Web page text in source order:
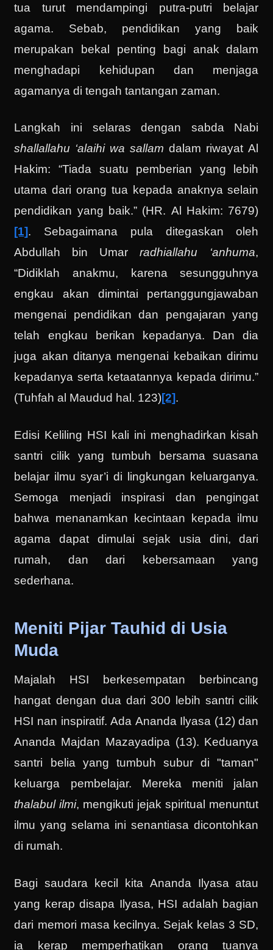
tua turut mendampingi putra-putri belajar
agama. Sebab, pendidikan yang baik
merupakan bekal penting bagi anak dalam
menghadapi kehidupan dan menjaga
agamanya di tengah tantangan zaman.
Langkah ini selaras dengan sabda Nabi
shallallahu ‘alaihi wa sallam dalam riwayat Al
Hakim: “Tiada suatu pemberian yang lebih
utama dari orang tua kepada anaknya selain
pendidikan yang baik.” (HR. Al Hakim: 7679)
[1]. Sebagaimana pula ditegaskan oleh
Abdullah bin Umarradhiallahu ‘anhuma,
“Didiklah anakmu, karena sesungguhnya
engkau akan dimintai pertanggungjawaban
mengenai pendidikan dan pengajaran yang
telah engkau berikan kepadanya. Dan dia
juga akan ditanya mengenai kebaikan dirimu
kepadanya serta ketaatannya kepada dirimu.”
(Tuhfah al Maudud hal. 123)[2].
Edisi Keliling HSI kali ini menghadirkan kisah
santri cilik yang tumbuh bersama suasana
belajar ilmu syar’i di lingkungan keluarganya.
Semoga menjadi inspirasi dan pengingat
bahwa menanamkan kecintaan kepada ilmu
agama dapat dimulai sejak usia dini, dari
rumah, dan dari kebersamaan yang
sederhana.
Meniti Pijar Tauhid di Usia
Muda
Majalah HSI berkesempatan berbincang
hangat dengan dua dari 300 lebih santri cilik
HSI nan inspiratif. Ada Ananda Ilyasa (12) dan
Ananda Majdan Mazayadipa (13). Keduanya
santri belia yang tumbuh subur di "taman"
keluarga pembelajar. Mereka meniti jalan
thalabul ilmi, mengikuti jejak spiritual menuntut
ilmu yang selama ini senantiasa dicontohkan
di rumah.
Bagi saudara kecil kita Ananda Ilyasa atau
yang kerap disapa Ilyasa, HSI adalah bagian
dari memori masa kecilnya. Sejak kelas 3 SD,
ia kerap memperhatikan orang tuanya